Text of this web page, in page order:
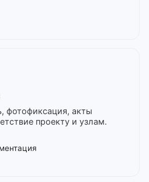
фотофиксация, акты
проекту и узлам.